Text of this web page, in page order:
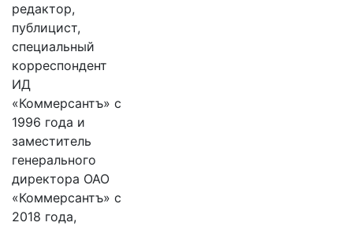
редактор,
публицист,
специальный
корреспондент
ИД
«Коммерсантъ» с
1996 года и
заместитель
генерального
директора ОАО
«Коммерсантъ» с
2018 года,